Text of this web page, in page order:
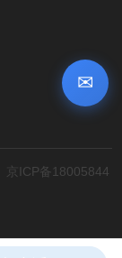
✉
京ICP备18005844